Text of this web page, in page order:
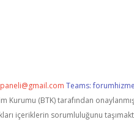
Teams:
Kurumu (BTK) tarafından
içeriklerin sorumluluğunu